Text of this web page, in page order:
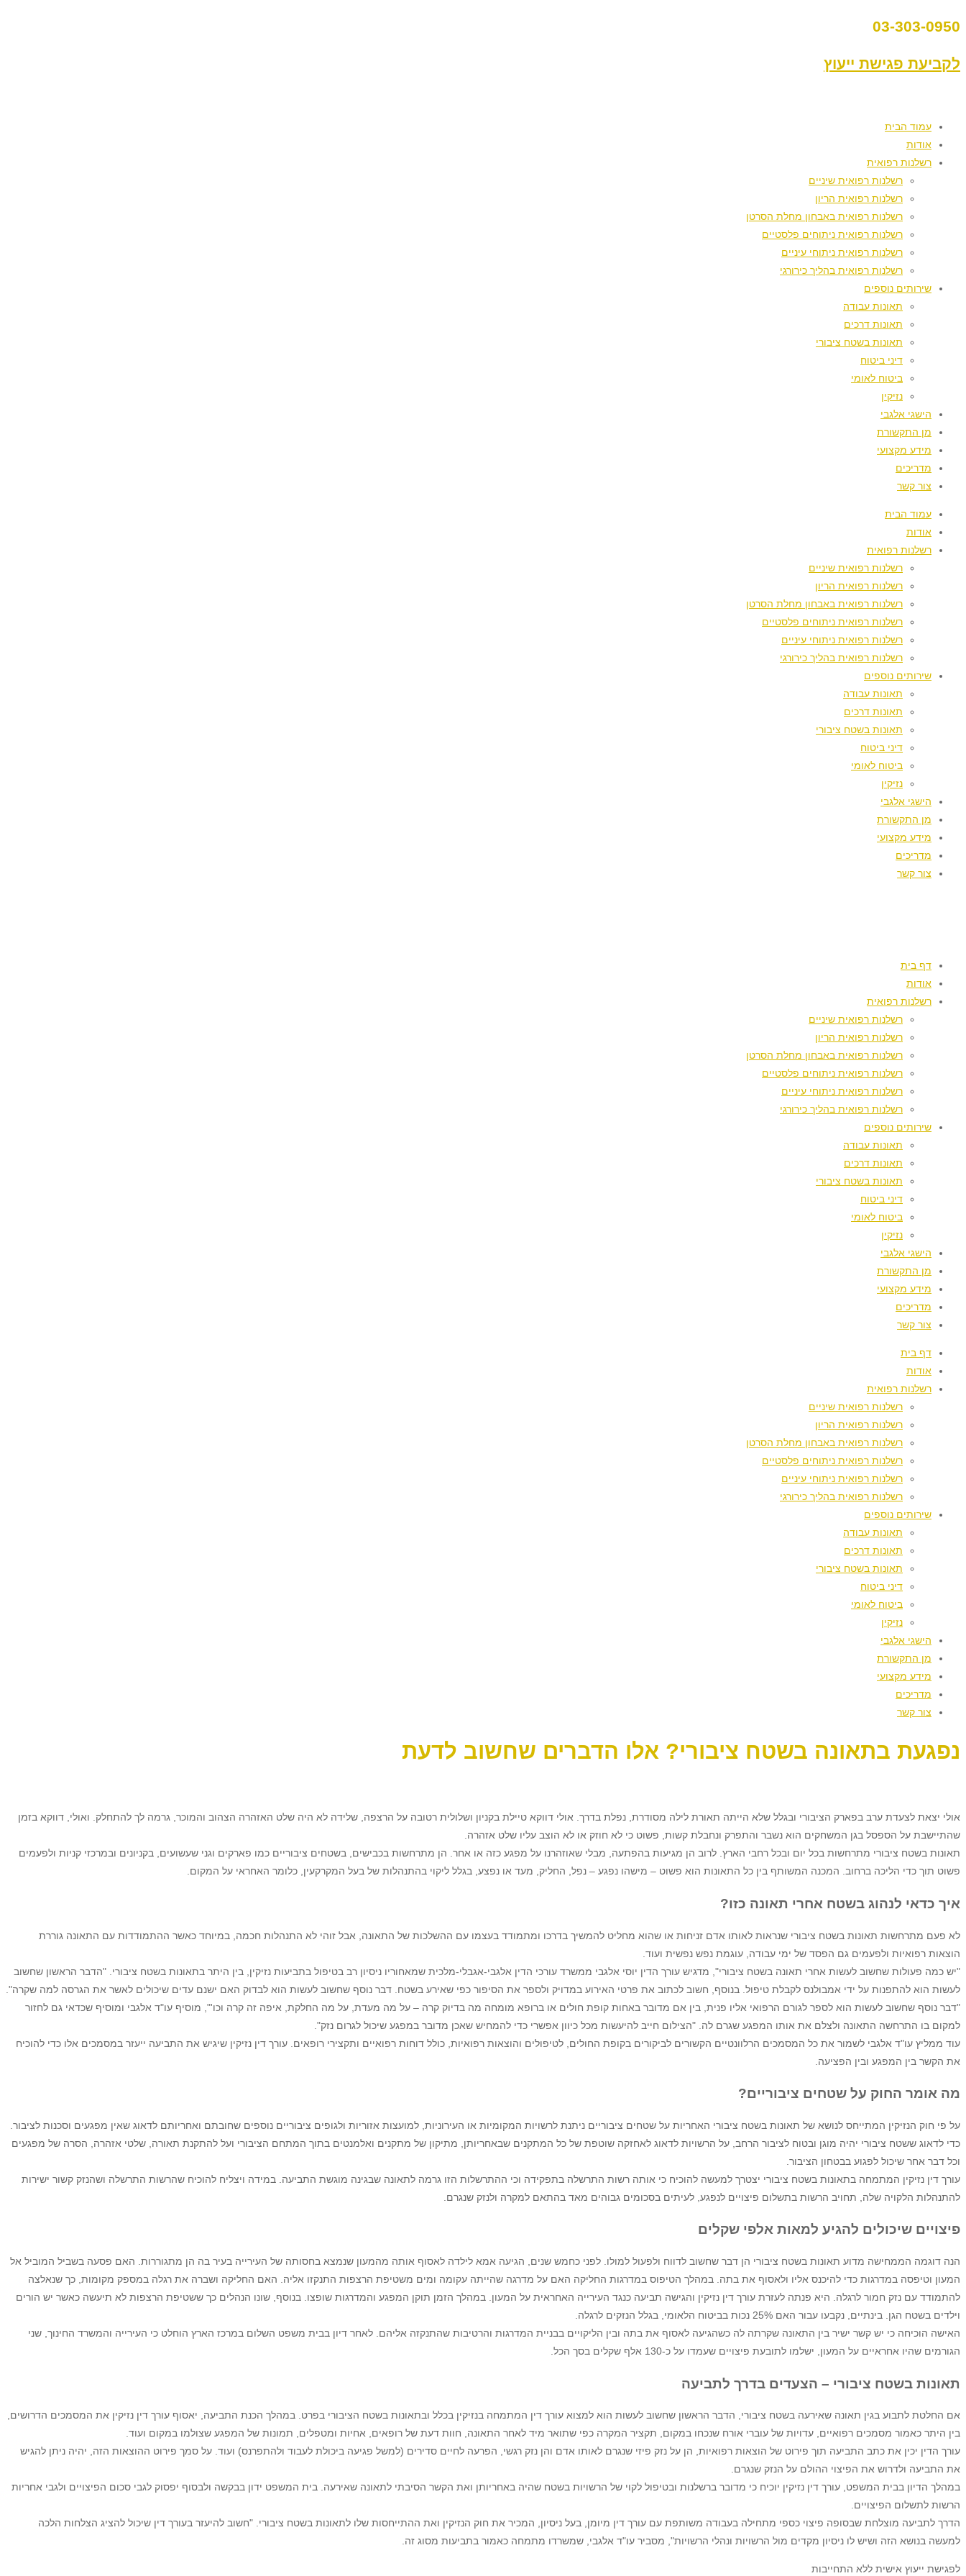
03-303-0950
לקביעת פגישת ייעוץ
עמוד הבית
אודות
רשלנות רפואית
רשלנות רפואית שיניים
רשלנות רפואית הריון
רשלנות רפואית באבחון מחלת הסרטן
רשלנות רפואית ניתוחים פלסטיים
רשלנות רפואית ניתוחי עיניים
רשלנות רפואית בהליך כירורגי
שירותים נוספים
תאונות עבודה
תאונות דרכים
תאונות בשטח ציבורי
דיני ביטוח
ביטוח לאומי
נזיקין
הישגי אלגבי
מן התקשורת
מידע מקצועי
מדריכים
צור קשר
עמוד הבית
אודות
רשלנות רפואית
רשלנות רפואית שיניים
רשלנות רפואית הריון
רשלנות רפואית באבחון מחלת הסרטן
רשלנות רפואית ניתוחים פלסטיים
רשלנות רפואית ניתוחי עיניים
רשלנות רפואית בהליך כירורגי
שירותים נוספים
תאונות עבודה
תאונות דרכים
תאונות בשטח ציבורי
דיני ביטוח
ביטוח לאומי
נזיקין
הישגי אלגבי
מן התקשורת
מידע מקצועי
מדריכים
צור קשר
דף בית
אודות
רשלנות רפואית
רשלנות רפואית שיניים
רשלנות רפואית הריון
רשלנות רפואית באבחון מחלת הסרטן
רשלנות רפואית ניתוחים פלסטיים
רשלנות רפואית ניתוחי עיניים
רשלנות רפואית בהליך כירורגי
שירותים נוספים
תאונות עבודה
תאונות דרכים
תאונות בשטח ציבורי
דיני ביטוח
ביטוח לאומי
נזיקין
הישגי אלגבי
מן התקשורת
מידע מקצועי
מדריכים
צור קשר
דף בית
אודות
רשלנות רפואית
רשלנות רפואית שיניים
רשלנות רפואית הריון
רשלנות רפואית באבחון מחלת הסרטן
רשלנות רפואית ניתוחים פלסטיים
רשלנות רפואית ניתוחי עיניים
רשלנות רפואית בהליך כירורגי
שירותים נוספים
תאונות עבודה
תאונות דרכים
תאונות בשטח ציבורי
דיני ביטוח
ביטוח לאומי
נזיקין
הישגי אלגבי
מן התקשורת
מידע מקצועי
מדריכים
צור קשר
נפגעת בתאונה בשטח ציבורי? אלו הדברים שחשוב לדעת
אולי יצאת לצעדת ערב בפארק הציבורי ובגלל שלא הייתה תאורת לילה מסודרת, נפלת בדרך. אולי דווקא טיילת בקניון ושלולית רטובה על הרצפה, שלידה לא היה שלט האזהרה הצהוב והמוכר, גרמה לך להתחלק. ואולי, דווקא בזמן
שהתיישבת על הספסל בגן המשחקים הוא נשבר והתפרק ונחבלת קשות, פשוט כי לא חוזק או לא הוצב עליו שלט אזהרה.
תאונות בשטח ציבורי מתרחשות בכל יום ובכל רחבי הארץ. לרוב הן מגיעות בהפתעה, מבלי שאוזהרנו על מפגע כזה או אחר. הן מתרחשות בכבישים, בשטחים ציבוריים כמו פארקים וגני שעשועים, בקניונים ובמרכזי קניות ולפעמים
פשוט תוך כדי הליכה ברחוב. המכנה המשותף בין כל התאונות הוא פשוט – מישהו נפגע – נפל, החליק, מעד או נפצע, בגלל ליקוי בהתנהלות של בעל המקרקעין, כלומר האחראי על המקום.
איך כדאי לנהוג בשטח אחרי תאונה כזו?
לא פעם מתרחשות תאונות בשטח ציבורי שנראות לאותו אדם זניחות או שהוא מחליט להמשיך בדרכו ומתמודד בעצמו עם ההשלכות של התאונה, אבל זוהי לא התנהלות חכמה, במיוחד כאשר ההתמודדות עם התאונה גוררת
הוצאות רפואיות ולפעמים גם הפסד של ימי עבודה, עוגמת נפש נפשית ועוד.
"יש כמה פעולות שחשוב לעשות אחרי תאונה בשטח ציבורי", מדגיש עורך הדין יוסי אלגבי ממשרד עורכי הדין אלגבי-אגבלי-מלכית שמאחוריו ניסיון רב בטיפול בתביעות נזיקין, בין היתר בתאונות בשטח ציבורי. "הדבר הראשון שחשוב
לעשות הוא להתפנות על ידי אמבולנס לקבלת טיפול. בנוסף, חשוב לכתוב את פרטי האירוע במדויק ולספר את הסיפור כפי שאירע בשטח. דבר נוסף שחשוב לעשות הוא לבדוק האם ישנם עדים שיכולים לאשר את הגרסה למה שקרה".
"דבר נוסף שחשוב לעשות הוא לספר לגורם הרפואי אליו פנית, בין אם מדובר באחות קופת חולים או ברופא מומחה מה בדיוק קרה – על מה מעדת, על מה החלקת, איפה זה קרה וכו'", מוסיף עו"ד אלגבי ומוסיף שכדאי גם לחזור
למקום בו התרחשה התאונה ולצלם את אותו המפגע שגרם לה. "הצילום חייב להיעשות מכל כיוון אפשרי כדי להמחיש שאכן מדובר במפגע שיכול לגרום נזק".
עוד ממליץ עו"ד אלגבי לשמור את כל המסמכים הרלוונטיים הקשורים לביקורים בקופת החולים, לטיפולים והוצאות רפואיות, כולל דוחות רפואיים ותקצירי רופאים. עורך דין נזיקין שיגיש את התביעה ייעזר במסמכים אלו כדי להוכיח
את הקשר בין המפגע ובין הפציעה.
מה אומר החוק על שטחים ציבוריים?
על פי חוק הנזיקין המתייחס לנושא של תאונות בשטח ציבורי האחריות על שטחים ציבוריים ניתנת לרשויות המקומיות או העירוניות, למועצות אזוריות ולגופים ציבוריים נוספים שחובתם ואחריותם לדאוג שאין מפגעים וסכנות לציבור.
כדי לדאוג ששטח ציבורי יהיה מוגן ובטוח לציבור הרחב, על הרשויות לדאוג לאחזקה שוטפת של כל המתקנים שבאחריותן, מתיקון של מתקנים ואלמנטים בתוך המתחם הציבורי ועל להתקנת תאורה, שלטי אזהרה, הסרה של מפגעים
וכל דבר אחר שיכול לפגוע בבטחון הציבור.
עורך דין נזיקין המתמחה בתאונות בשטח ציבורי יצטרך למעשה להוכיח כי אותה רשות התרשלה בתפקידה וכי ההתרשלות הזו גרמה לתאונה שבגינה מוגשת התביעה. במידה ויצליח להוכיח שהרשות התרשלה ושהנזק קשור ישירות
להתנהלות הלקויה שלה, תחויב הרשות בתשלום פיצויים לנפגע, לעיתים בסכומים גבוהים מאד בהתאם למקרה ולנזק שנגרם.
פיצויים שיכולים להגיע למאות אלפי שקלים
הנה דוגמה הממחישה מדוע תאונות בשטח ציבורי הן דבר שחשוב לדווח ולפעול למולו. לפני כחמש שנים, הגיעה אמא לילדה לאסוף אותה מהמעון שנמצא בחסותה של העירייה בעיר בה הן מתגוררות. האם פסעה בשביל המוביל אל
המעון וטיפסה במדרגות כדי להיכנס אליו ולאסוף את בתה. במהלך הטיפוס במדרגות החליקה האם על מדרגה שהייתה עקומה ומים משטיפת הרצפות התנקזו אליה. האם החליקה ושברה את רגלה במספק מקומות, כך שנאלצה
להתמודד עם נזק חמור לרגלה. היא פנתה לעזרת עורך דין נזיקין והגישה תביעה כנגד העירייה האחראית על המעון. במהלך הזמן תוקן המפגע והמדרגות שופצו. בנוסף, שונו הנהלים כך ששטיפת הרצפות לא תיעשה כאשר יש הורים
וילדים בשטח הגן. בינתיים, נקבעו עבור האם 25% נכות בביטוח הלאומי, בגלל הנזקים לרגלה.
האישה הוכיחה כי יש קשר ישיר בין התאונה שקרתה לה כשהגיעה לאסוף את בתה ובין הליקויים בבניית המדרגות והרטיבות שהתנקזה אליהם. לאחר דיון בבית משפט השלום במרכז הארץ הוחלט כי העירייה והמשרד החינוך, שני
הגורמים שהיו אחראיים על המעון, ישלמו לתובעת פיצויים שעמדו על כ-130 אלף שקלים בסך הכל.
תאונות בשטח ציבורי – הצעדים בדרך לתביעה
אם החלטת לתבוע בגין תאונה שאירעה בשטח ציבורי, הדבר הראשון שחשוב לעשות הוא למצוא עורך דין המתמחה בנזיקין בכלל ובתאונות בשטח הציבורי בפרט. במהלך הכנת התביעה, יאסוף עורך דין נזיקין את המסמכים הדרושים,
בין היתר כאמור מסמכים רפואיים, עדויות של עוברי אורח שנכחו במקום, תקציר המקרה כפי שתואר מיד לאחר התאונה, חוות דעת של רופאים, אחיות ומטפלים, תמונות של המפגע שצולמו במקום ועוד.
עורך הדין יכין את כתב התביעה תוך פירוט של הוצאות רפואיות, הן על נזק פיזי שנגרם לאותו אדם והן נזק רגשי, הפרעה לחיים סדירים (למשל פגיעה ביכולת לעבוד ולהתפרנס) ועוד. על סמך פירוט ההוצאות הזה, יהיה ניתן להגיש
את התביעה ולדרוש את הפיצוי ההולם על הנזק שנגרם.
במהלך הדיון בבית המשפט, עורך דין נזיקין יוכיח כי מדובר ברשלנות ובטיפול לקוי של הרשויות בשטח שהיה באחריותן ואת הקשר הסיבתי לתאונה שאירעה. בית המשפט ידון בבקשה ולבסוף יפסוק לגבי סכום הפיצויים ולגבי אחריות
הרשות לתשלום הפיצויים.
הדרך לתביעה מוצלחת שבסופה פיצוי כספי מתחילה בעבודה משותפת עם עורך דין מיומן, בעל ניסיון, המכיר את חוק הנזיקין ואת ההתייחסות שלו לתאונות בשטח ציבורי. "חשוב להיעזר בעורך דין שיכול להציג הצלחות הלכה
למעשה בנושא הזה ושיש לו ניסיון מקדים מול הרשויות ונהלי הרשויות", מסביר עו"ד אלגבי, שמשרדו מתמחה כאמור בתביעות מסוג זה.
לפגישת ייעוץ אישית ללא התחייבות